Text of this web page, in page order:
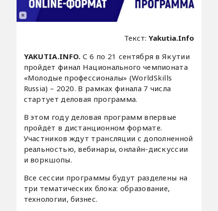
Текст:Yakutia.Info
YAKUTIA.INFO. С 6 по 21 сентября в Якутии
пройдет финал Национального чемпионата
«Молодые профессионалы» (WorldSkills
Russia) – 2020. В рамках финала 7 числа
стартует деловая программа.
В этом году деловая программ впервые
пройдёт в дистанционном формате.
Участников ждут трансляции с дополненной
реальностью, вебинары, онлайн-дискуссии
и воркшопы.
Все сессии программы будут разделены на
три тематических блока: образование,
технологии, бизнес.